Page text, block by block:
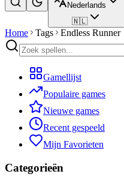
Nederlands
🇳🇱
Home Tags Endless Runner
Gamellijst
Populaire games
Nieuwe games
Recent gespeeld
Mijn Favorieten
Categorieën